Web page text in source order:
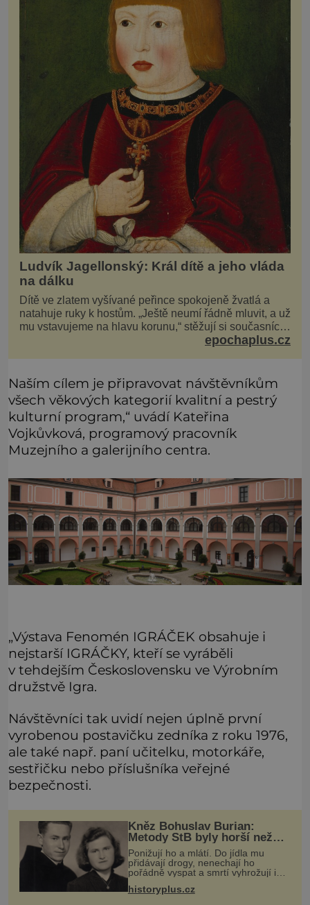
Ludvík Jagellonský: Král dítě a jeho vláda
na dálku
Dítě ve zlatem vyšívané peřince spokojeně žvatlá a
natahuje ruky k hostům. „Ještě neumí řádně mluvit, a už
mu vstavujeme na hlavu korunu,“ stěžují si současníci,
pro které je k neuvěření, že droboučký princ se dnes
epochaplus.cz
Naším cílem je připravovat návštěvníkům
všech věkových kategorií kvalitní a pestrý
kulturní program,“ uvádí Kateřina
Vojkůvková, programový pracovník
Muzejního a galerijního centra.
„Výstava Fenomén IGRÁČEK obsahuje i
nejstarší IGRÁČKY, kteří se vyráběli
v tehdejším Československu ve Výrobním
družstvě Igra.
Návštěvníci tak uvidí nejen úplně první
vyrobenou postavičku zedníka z roku 1976,
ale také např. paní učitelku, motorkáře,
sestřičku nebo příslušníka veřejné
bezpečnosti.
Kněz Bohuslav Burian:
Metody StB byly horší než
gestapácké trýznění
Ponižují ho a mlátí. Do jídla mu
přidávají drogy, nenechají ho
pořádně vyspat a smrtí vyhrožují i
jeho nejbližším. Burian kruté týrání
nevydrží a estébákům podepíše
historyplus.cz